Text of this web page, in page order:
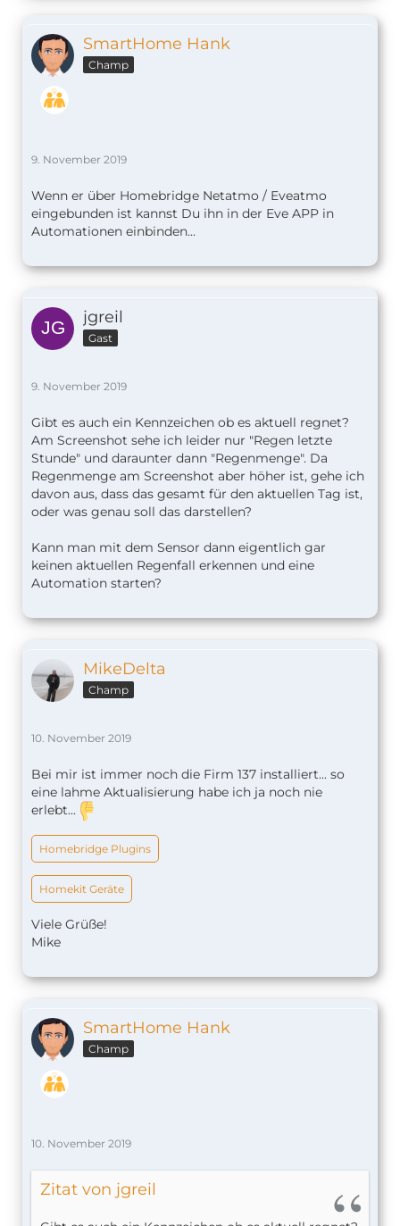
SmartHome Hank
Champ
9. November 2019
Wenn er über Homebridge Netatmo / Eveatmo
eingebunden ist kannst Du ihn in der Eve APP in
Automationen einbinden...
jgreil
Gast
9. November 2019
Gibt es auch ein Kennzeichen ob es aktuell regnet?
Am Screenshot sehe ich leider nur "Regen letzte
Stunde" und daraunter dann "Regenmenge". Da
Regenmenge am Screenshot aber höher ist, gehe ich
davon aus, dass das gesamt für den aktuellen Tag ist,
oder was genau soll das darstellen?
Kann man mit dem Sensor dann eigentlich gar
keinen aktuellen Regenfall erkennen und eine
Automation starten?
MikeDelta
Champ
10. November 2019
Bei mir ist immer noch die Firm 137 installiert... so
eine lahme Aktualisierung habe ich ja noch nie
erlebt...
Homebridge Plugins
Homekit Geräte
Viele Grüße!
Mike
SmartHome Hank
Champ
10. November 2019
Zitat von jgreil